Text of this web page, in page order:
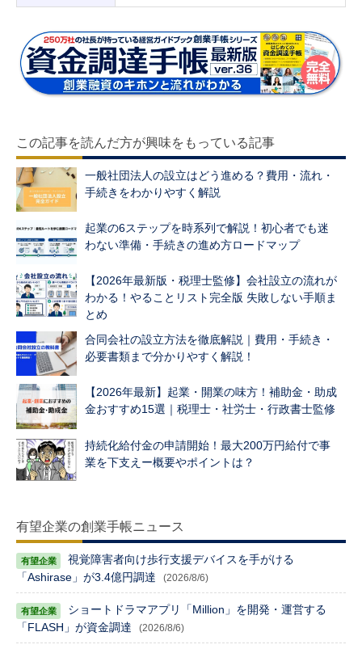
この記事を読んだ方が興味をもっている記事
一般社団法人の設立はどう進める？費用・流れ・
手続きをわかりやすく解説
起業の6ステップを時系列で解説！初心者でも迷
わない準備・手続きの進め方ロードマップ
【2026年最新版・税理士監修】会社設立の流れが
わかる！やることリスト完全版 失敗しない手順ま
とめ
合同会社の設立方法を徹底解説｜費用・手続き・
必要書類まで分かりやすく解説！
【2026年最新】起業・開業の味方！補助金・助成
金おすすめ15選｜税理士・社労士・行政書士監修
持続化給付金の申請開始！最大200万円給付で事
業を下支えー概要やポイントは？
有望企業の創業手帳ニュース
視覚障害者向け歩行支援デバイスを手がける
「Ashirase」が3.4億円調達
(2026/8/6)
ショートドラマアプリ「Million」を開発・運営する
「FLASH」が資金調達
(2026/8/6)